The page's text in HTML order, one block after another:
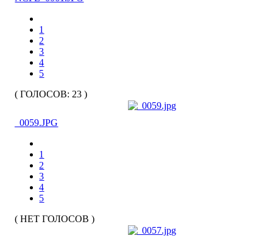
1
2
3
4
5
( ГОЛОСОВ: 23 )
_0059.JPG
1
2
3
4
5
( НЕТ ГОЛОСОВ )